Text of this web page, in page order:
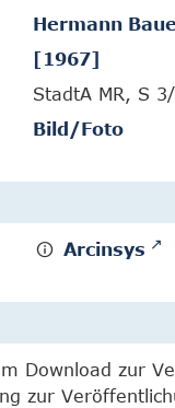
Hermann
[1967]
StadtA MR, S
Bild/Foto
Arcinsys
Download zur
zur